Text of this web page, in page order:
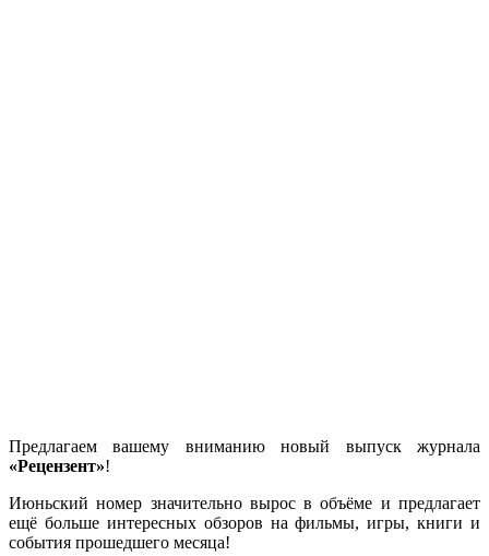
Предлагаем вашему вниманию новый выпуск журнала
«Рецензент»!
Июньский номер значительно вырос в объёме и предлагает
ещё больше интересных обзоров на фильмы, игры, книги и
события прошедшего месяца!